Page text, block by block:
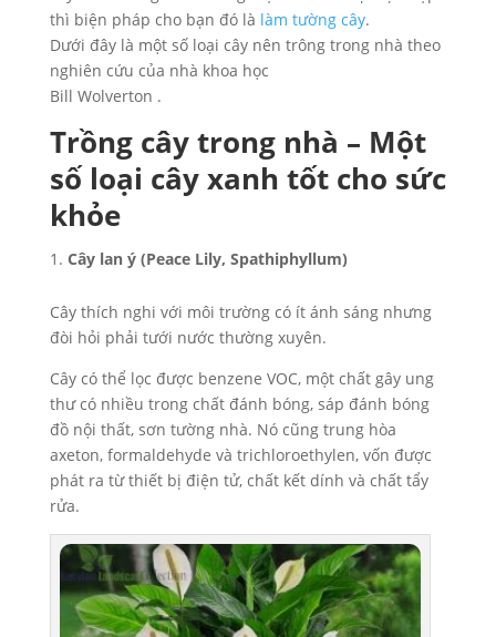
thì biện pháp cho bạn đó là làm tường cây.
Dưới đây là một số loại cây nên trông trong nhà theo
nghiên cứu của nhà khoa học
Bill Wolverton .
Trồng cây trong nhà – Một
số loại cây xanh tốt cho sức
khỏe
Cây lan ý (Peace Lily, Spathiphyllum)
Cây thích nghi với môi trường có ít ánh sáng nhưng
đòi hỏi phải tưới nước thường xuyên.
Cây có thể lọc được benzene VOC, một chất gây ung
thư có nhiều trong chất đánh bóng, sáp đánh bóng
đồ nội thất, sơn tường nhà. Nó cũng trung hòa
axeton, formaldehyde và trichloroethylen, vốn được
phát ra từ thiết bị điện tử, chất kết dính và chất tẩy
rửa.